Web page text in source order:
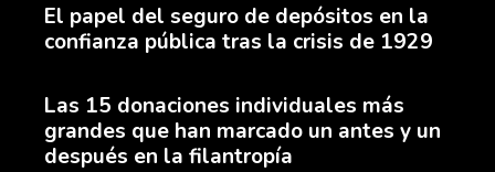
El papel del seguro de depósitos en la
confianza pública tras la crisis de 1929
Las 15 donaciones individuales más
grandes que han marcado un antes y un
después en la filantropía